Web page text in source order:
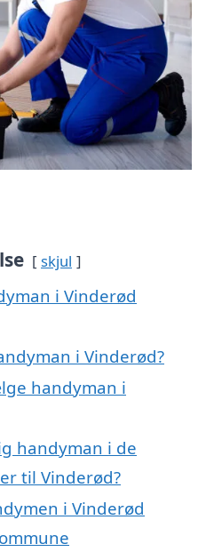
skjul
i Vinderød
i Vinderød?
handyman i
handyman i de
til Vinderød?
i Vinderød